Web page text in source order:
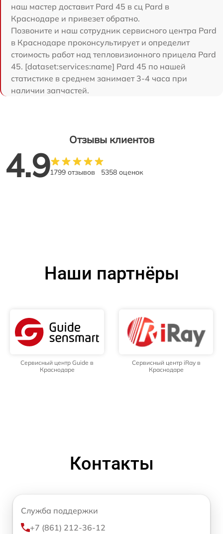
наш мастер доставит Pard 45 в сц Pard в
Краснодаре и привезет обратно.
Позвоните и наш сотрудник сервисного центра Pard
в Краснодаре проконсультирует и определит
стоимость работ над тепловизионного прицела Pard
45. [dataset:services:name] Pard 45 по нашей
статистике в среднем занимает 3-4 часа при
наличии запчастей.
Отзывы клиентов
4.91799 отзывов 5358 оценок
Наши партнёры
Сервисный центр Guide в
Краснодаре
Сервисный центр iRay в
Краснодаре
Контакты
Служба поддержки
+7 (861) 212-36-12